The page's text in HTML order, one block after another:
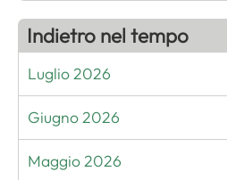
Indietro nel tempo
Luglio 2026
Giugno 2026
Maggio 2026